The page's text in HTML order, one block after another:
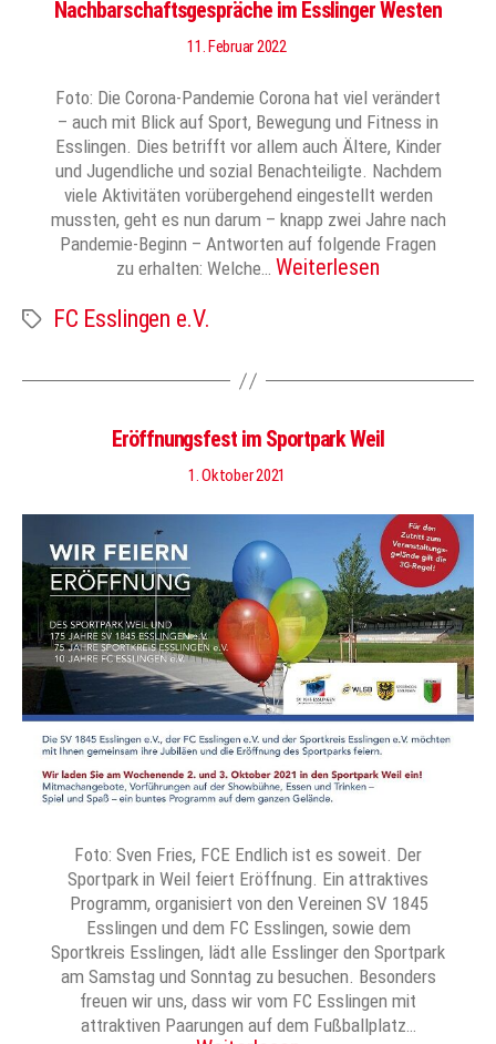
Nachbarschaftsgespräche im Esslinger Westen
11. Februar 2022
Foto: Die Corona-Pandemie Corona hat viel verändert
– auch mit Blick auf Sport, Bewegung und Fitness in
Esslingen. Dies betrifft vor allem auch Ältere, Kinder
und Jugendliche und sozial Benachteiligte. Nachdem
viele Aktivitäten vorübergehend eingestellt werden
mussten, geht es nun darum – knapp zwei Jahre nach
Pandemie-Beginn – Antworten auf folgende Fragen
zu erhalten: Welche… Weiterlesen
Schlagwörter
FC Esslingen e.V.
Eröffnungsfest im Sportpark Weil
1. Oktober 2021
Foto: Sven Fries, FCE Endlich ist es soweit. Der
Sportpark in Weil feiert Eröffnung. Ein attraktives
Programm, organisiert von den Vereinen SV 1845
Esslingen und dem FC Esslingen, sowie dem
Sportkreis Esslingen, lädt alle Esslinger den Sportpark
am Samstag und Sonntag zu besuchen. Besonders
freuen wir uns, dass wir vom FC Esslingen mit
attraktiven Paarungen auf dem Fußballplatz…